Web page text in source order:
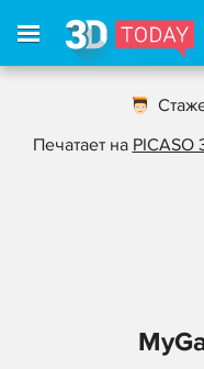
Печатает на PICASO